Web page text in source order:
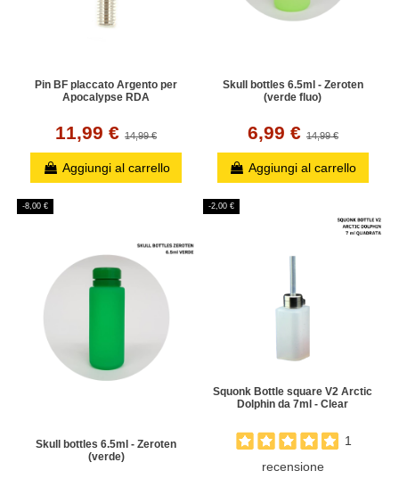
Pin BF placcato Argento per
Apocalypse RDA
11,99 €14,99 €
Aggiungi al carrello
Skull bottles 6.5ml - Zeroten
(verde fluo)
6,99 € 14,99 €
Aggiungi al carrello
-8,00 €
Skull bottles 6.5ml - Zeroten
(verde)
-2,00 €
Squonk Bottle square V2 Arctic
Dolphin da 7ml - Clear
1
recensione